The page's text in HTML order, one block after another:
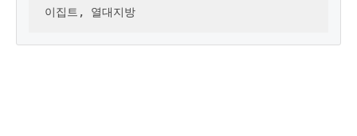
이집트, 열대지방